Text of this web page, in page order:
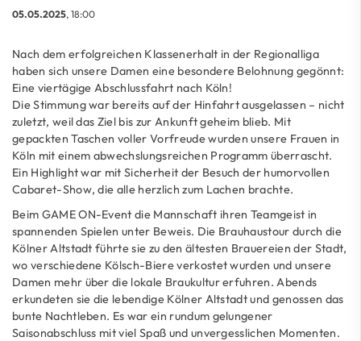
05.05.2025, 18:00
Nach dem erfolgreichen Klassenerhalt in der Regionalliga
haben sich unsere Damen eine besondere Belohnung gegönnt:
Eine vier­tägige Abschlussfahrt nach Köln!
Die Stimmung war bereits auf der Hinfahrt ausgelassen – nicht
zuletzt, weil das Ziel bis zur Ankunft geheim blieb. Mit
gepackten Taschen voller Vorfreude wurden unsere Frauen in
Köln mit einem abwechslungsreichen Programm überrascht.
Ein Highlight war mit Sicherheit der Besuch der humorvollen
Cabaret-Show, die alle herzlich zum Lachen brachte.
Beim GAME ON-Event die Mannschaft ihren Teamgeist in
spannenden Spielen unter Beweis. Die Brauhaustour durch die
Kölner Altstadt führte sie zu den ältesten Brauereien der Stadt,
wo verschiedene Kölsch-Biere verkostet wurden und unsere
Damen mehr über die lokale Braukultur erfuhren. Abends
erkundeten sie die lebendige Kölner Altstadt und genossen das
bunte Nachtleben. Es war ein rundum gelungener
Saisonabschluss mit viel Spaß und unvergesslichen Momenten.